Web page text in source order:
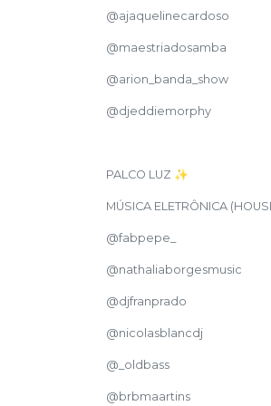
@ajaquelinecardoso
@maestriadosamba
@arion_banda_show
@djeddiemorphy
PALCO LUZ ✨
MÚSICA ELETRÔNICA
@fabpepe_
@nathaliaborgesmusic
@djfranprado
@nicolasblancdj
@_oldbass
@brbmaartins